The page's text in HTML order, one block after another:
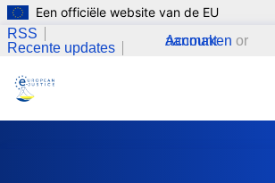
Overslaan en naar de inhoud gaan
Een officiële website van de EU
RSS
Recente updates
Account aanmaken or
Juridische gegevensbanken